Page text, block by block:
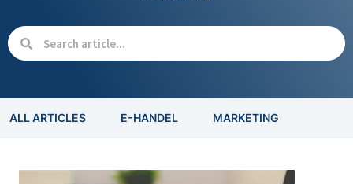
ALL ARTICLES E-HANDEL MARKETING